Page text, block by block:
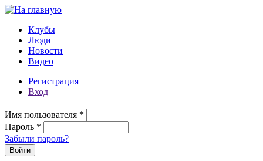
Перейти к основному содержанию
Клубы
Люди
Новости
Видео
Регистрация
Вход
Имя пользователя *
Пароль *
Забыли пароль?